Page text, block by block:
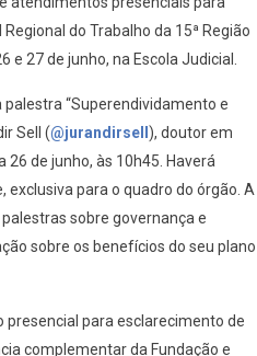
do Trabalho da 15ª Região
e 27 de junho, na Escola Judicial.
“Superendividamento e
Sell (@jurandirsell ), doutor em
26 de junho, às 10h45. Haverá
exclusiva para o quadro do órgão. A
sobre governança e
sobre os benefícios do seu plano
presencial para esclarecimento de
complementar da Fundação e